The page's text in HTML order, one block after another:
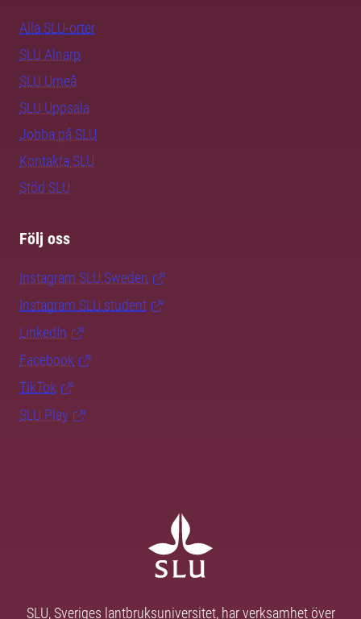
Alla SLU-orter
SLU Alnarp
SLU Umeå
SLU Uppsala
Jobba på SLU
Kontakta SLU
Stöd SLU
Följ oss
Instagram SLU.Sweden
Instagram SLU.student
LinkedIn
Facebook
TikTok
SLU Play
SLU, Sveriges lantbruksuniversitet, har verksamhet över